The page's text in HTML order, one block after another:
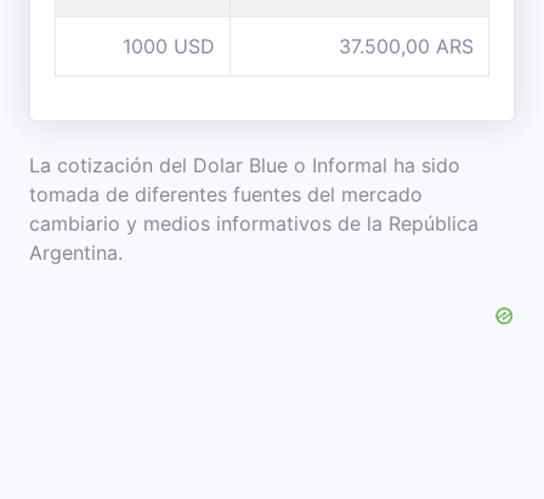
1000 USD 37.500,00 ARS
La cotización del Dolar Blue o Informal ha sido
tomada de diferentes fuentes del mercado
cambiario y medios informativos de la República
Argentina.